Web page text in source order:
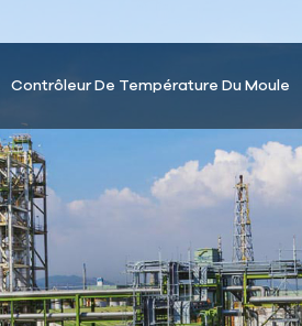
Contrôleur De Température Du Moule